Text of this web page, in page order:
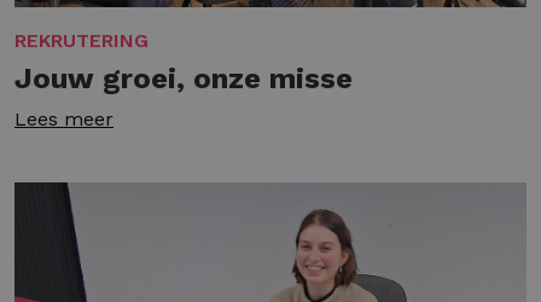
REKRUTERING
Jouw groei, onze misse
Lees meer